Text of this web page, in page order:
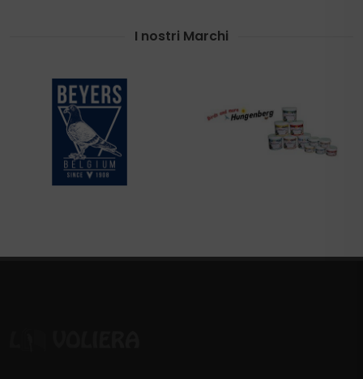
I nostri Marchi